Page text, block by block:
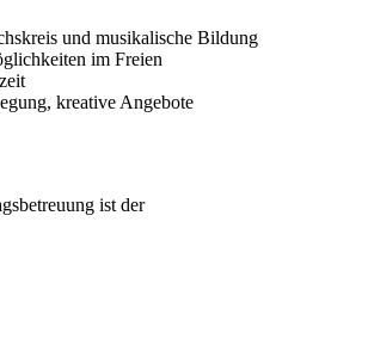
und musikalische Bildung
im Freien
kreative Angebote
ist der